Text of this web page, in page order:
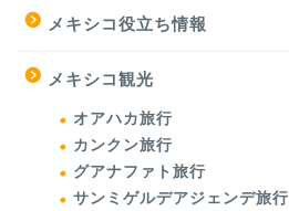
メキシコ役立ち情報
メキシコ観光
オアハカ旅行
カンクン旅行
グアナファト旅行
サンミゲルデアジェンデ旅行